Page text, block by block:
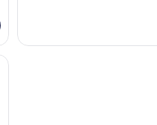
sänkyjä,
sohva, puinen lipasto ja taulu